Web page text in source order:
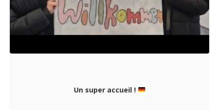
Un super accueil !